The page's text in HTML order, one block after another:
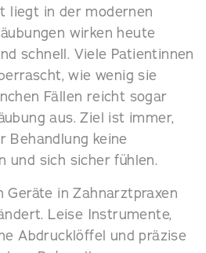
liegt in der modernen
wirken heute
schnell. Viele Patientinnen
wie wenig sie
Fällen reicht sogar
aus. Ziel ist immer,
Behandlung keine
und sich sicher fühlen.
Geräte in Zahnarztpraxen
Leise Instrumente,
Abdrucklöffel und präzise